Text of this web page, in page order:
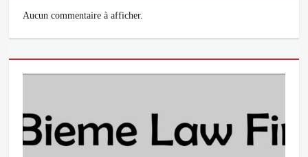
Aucun commentaire à afficher.